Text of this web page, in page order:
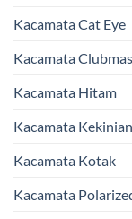
Kacamata Cat Eye
Kacamata
Kacamata Hitam
Kacamata Kekinian
Kacamata Kotak
Kacamata